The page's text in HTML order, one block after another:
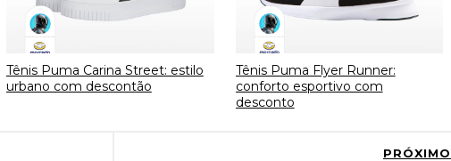
Tênis Puma Carina Street: estilo
urbano com descontão
Tênis Puma Flyer Runner:
conforto esportivo com
desconto
PRÓXIMO